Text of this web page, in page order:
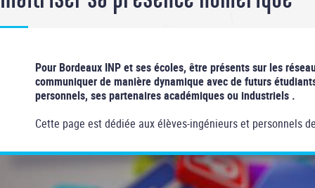
d'Ariane
Pour Bordeaux INP et ses écoles, être présents sur les
communiquer de manière dynamique avec de futurs
personnels, ses partenaires académiques ou industriels .
Cette page est dédiée aux élèves-ingénieurs et personnels